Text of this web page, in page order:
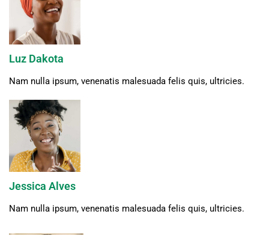
Luz Dakota
Nam nulla ipsum, venenatis malesuada felis quis, ultricies.
Jessica Alves
Nam nulla ipsum, venenatis malesuada felis quis, ultricies.